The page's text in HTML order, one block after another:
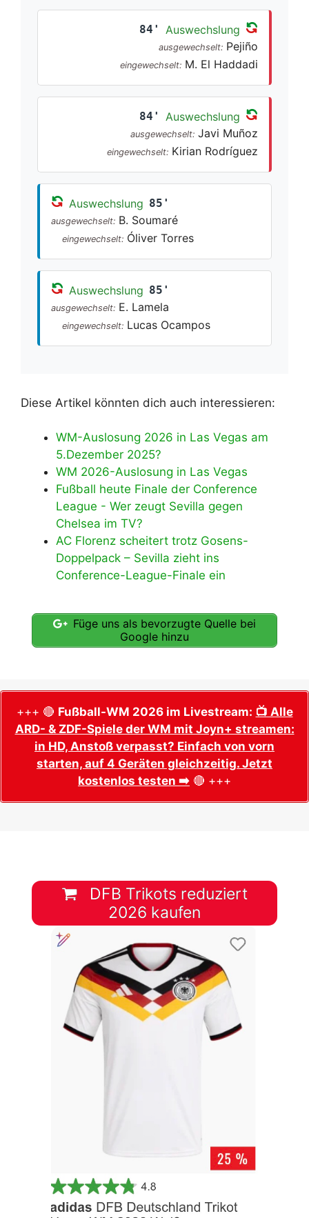
84' Auswechslung
ausgewechselt: Pejiño
eingewechselt: M. El Haddadi
84' Auswechslung
ausgewechselt: Javi Muñoz
eingewechselt: Kirian Rodríguez
Auswechslung 85'
ausgewechselt: B. Soumaré
eingewechselt: Óliver Torres
Auswechslung 85'
ausgewechselt: E. Lamela
eingewechselt: Lucas Ocampos
Diese Artikel könnten dich auch interessieren:
WM-Auslosung 2026 in Las Vegas am
5.Dezember 2025?
WM 2026-Auslosung in Las Vegas
Fußball heute Finale der Conference
League - Wer zeugt Sevilla gegen
Chelsea im TV?
AC Florenz scheitert trotz Gosens-
Doppelpack – Sevilla zieht ins
Conference-League-Finale ein
Füge uns als bevorzugte Quelle bei
Google hinzu
+++ 🔴 Fußball-WM 2026 im Livestream: 📺 Alle
ARD- & ZDF-Spiele der WM mit Joyn+ streamen:
in HD, Anstoß verpasst? Einfach von vorn
starten, auf 4 Geräten gleichzeitig. Jetzt
kostenlos testen ➡️ 🔴 +++
DFB Trikots reduziert
2026 kaufen